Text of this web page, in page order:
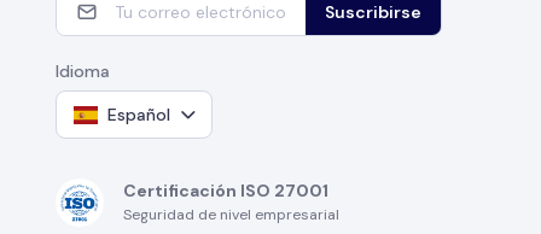
Suscribirse
Idioma
Español
Certificación ISO 27001
Seguridad de nivel empresarial